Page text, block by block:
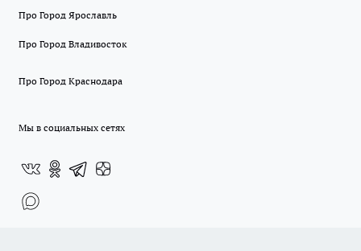
Про Город Ярославль
Про Город Владивосток
Про Город Краснодара
Мы в социальных сетях